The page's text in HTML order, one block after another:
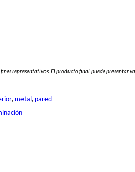
representativos. El producto final puede presentar
, metal, pared